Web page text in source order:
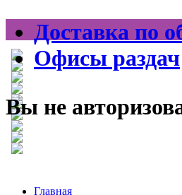
Доставка по
Офисы раздач
Вы не
Главная